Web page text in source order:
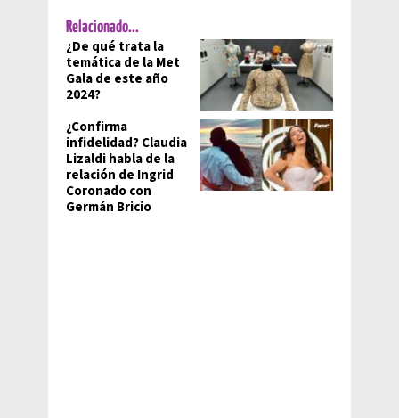
Relacionado...
¿De qué trata la
temática de la Met
Gala de este año
2024?
¿Confirma
infidelidad? Claudia
Lizaldi habla de la
relación de Ingrid
Coronado con
Germán Bricio